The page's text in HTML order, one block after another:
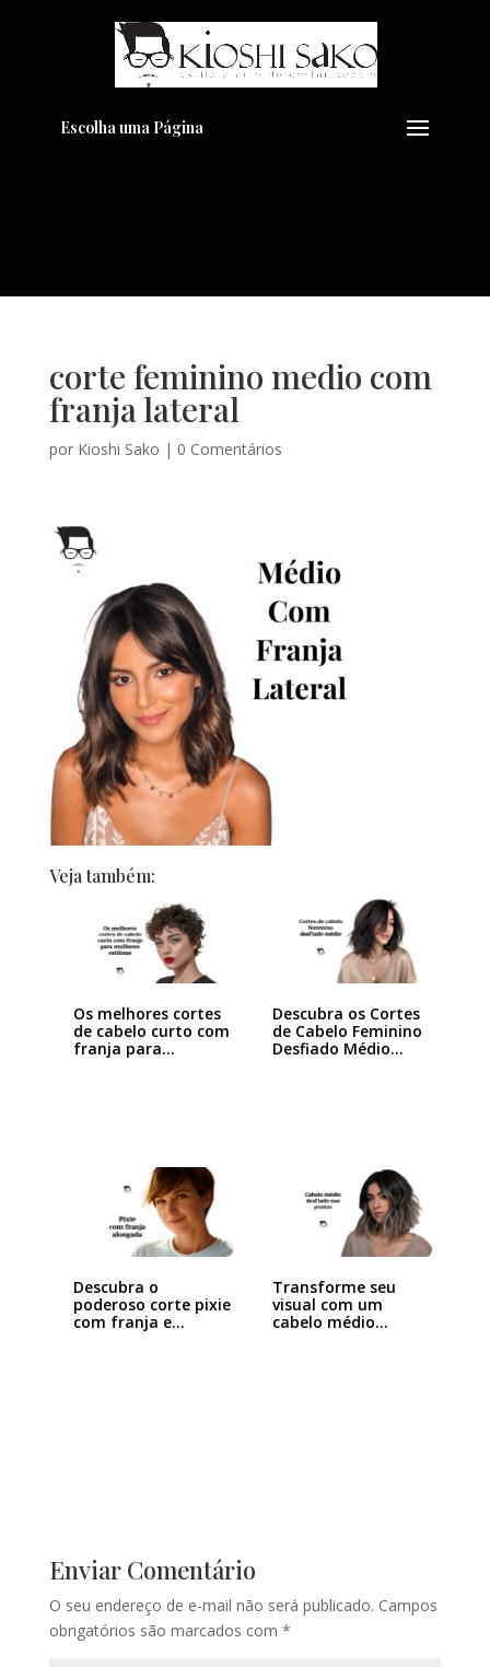
Escolha uma Página
corte feminino medio com
franja lateral
por Kioshi Sako | 0 Comentários
Veja também:
Os melhores cortes
de cabelo curto com
franja para…
Descubra os Cortes
de Cabelo Feminino
Desfiado Médio…
Descubra o
poderoso corte pixie
com franja e
Transforme seu
visual com um
cabelo médio
Enviar Comentário
O seu endereço de e-mail não será publicado. Campos
obrigatórios são marcados com *
Pensando em transformar seu
Visual??